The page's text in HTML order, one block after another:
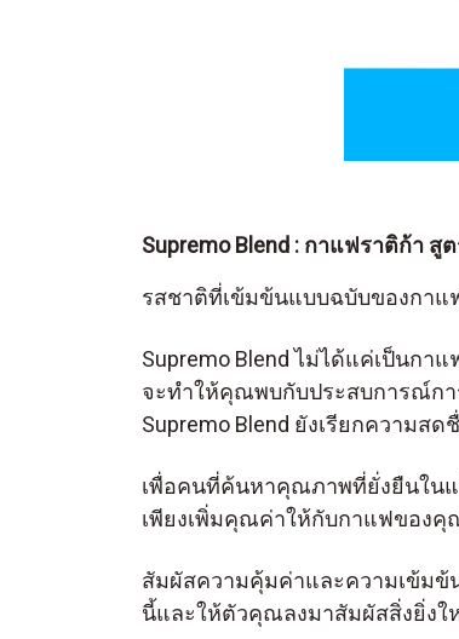
Supremo Blend : กาแฟราติก้า สู
รสชาติที่เข้มข้นแบบฉบับของกา
Supremo Blend ไม่ได้แค่เป็นก
จะทำให้คุณพบกับประสบการณ์ก
Supremo Blend ยังเรียกความส
เพื่อคนที่ค้นหาคุณภาพที่ยั่งยืนในแ
เพียงเพิ่มคุณค่าให้กับกาแฟของ
สัมผัสความคุ้มค่าและความเข้มข้
นี้และให้ตัวคุณลงมาสัมผัสสิ่งยิ่ง